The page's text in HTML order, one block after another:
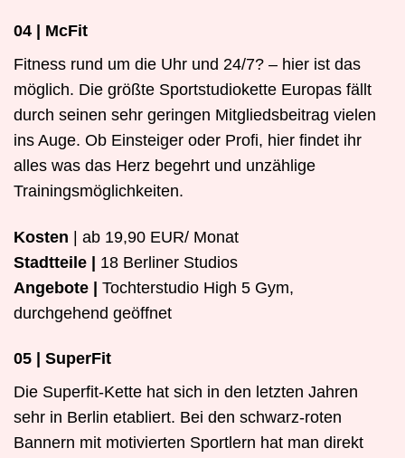
04 | McFit
Fitness rund um die Uhr und 24/7? – hier ist das
möglich. Die größte Sportstudiokette Europas fällt
durch seinen sehr geringen Mitgliedsbeitrag vielen
ins Auge. Ob Einsteiger oder Profi, hier findet ihr
alles was das Herz begehrt und unzählige
Trainingsmöglichkeiten.
Kosten | ab 19,90 EUR/ Monat
Stadtteile | 18 Berliner Studios
Angebote | Tochterstudio High 5 Gym,
durchgehend geöffnet
05 | SuperFit
Die Superfit-Kette hat sich in den letzten Jahren
sehr in Berlin etabliert. Bei den schwarz-roten
Bannern mit motivierten Sportlern hat man direkt